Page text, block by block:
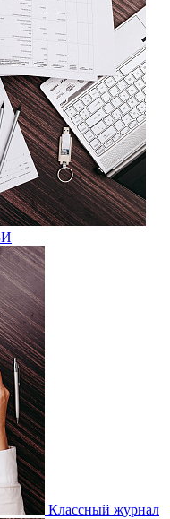
Классный журнал